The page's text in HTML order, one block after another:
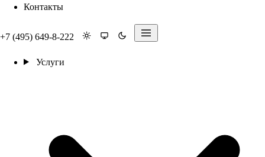
Контакты
+7 (495) 649-8-222
Услуги